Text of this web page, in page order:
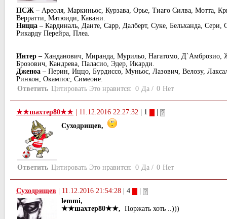
ПСЖ – Ареоля, Маркиньос, Курзава, Орье, Тиаго Силва, Мотта,
Верратти, Матюиди, Кавани.
Ницца – Кардиналь, Данте, Сарр, Далберт, Суке, Бельханда, Сери,
Рикарду Перейра, Плеа.
Интер – Ханданович, Миранда, Мурильо, Нагатомо, Д`Амброзио,
Брозович, Кандрева, Паласио, Эдер, Икарди.
Дженоа – Перин, Иццо, Бурдиссо, Муньос, Лазович, Велозу,
Ринкон, Окампос, Симеоне.
Ответить Цитировать Это нравится: 0 Да / 0 Нет
★★шахтер80★★ 11.12.2016 22:27:32 | 1
Суходрищев,
Ответить Цитировать Это нравится: 0 Да / 0 Нет
Суходрищев 11.12.2016 21:54:28 | 4
lemmi,
★★шахтер80★★, Поржать хоть ..)))